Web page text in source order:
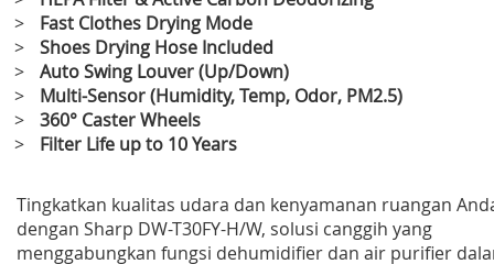
>
Fast Clothes Drying Mode
>
Shoes Drying Hose Included
>
Auto Swing Louver (Up/Down)
>
Multi-Sensor (Humidity, Temp, Odor, PM2.5)
>
360° Caster Wheels
>
Filter Life up to 10 Years
Tingkatkan kualitas udara dan kenyamanan ruangan
dengan Sharp DW-T30FY-H/W, solusi canggih yang
menggabungkan fungsi dehumidifier dan air purifier